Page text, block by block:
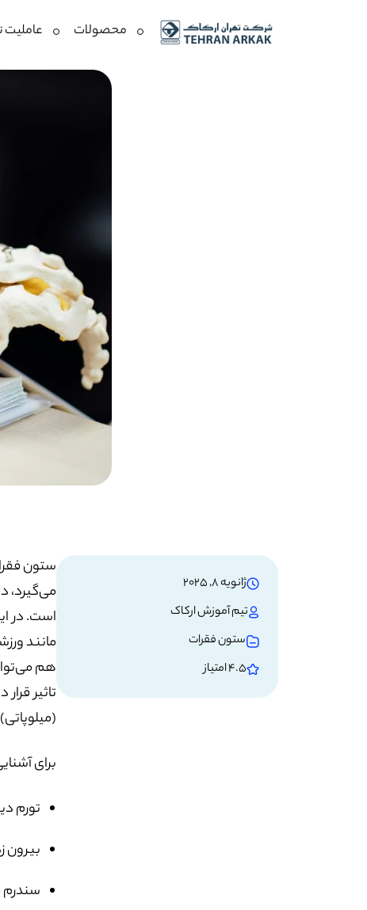
محصولات عاملیت
ژانویه 8, 2025
تیم آموزش ارکاک
ستون فقرات
4.5 امتیاز
ستون
می‌گیرد،
است. در
مانند
هم
تاثیر
برای
تورم